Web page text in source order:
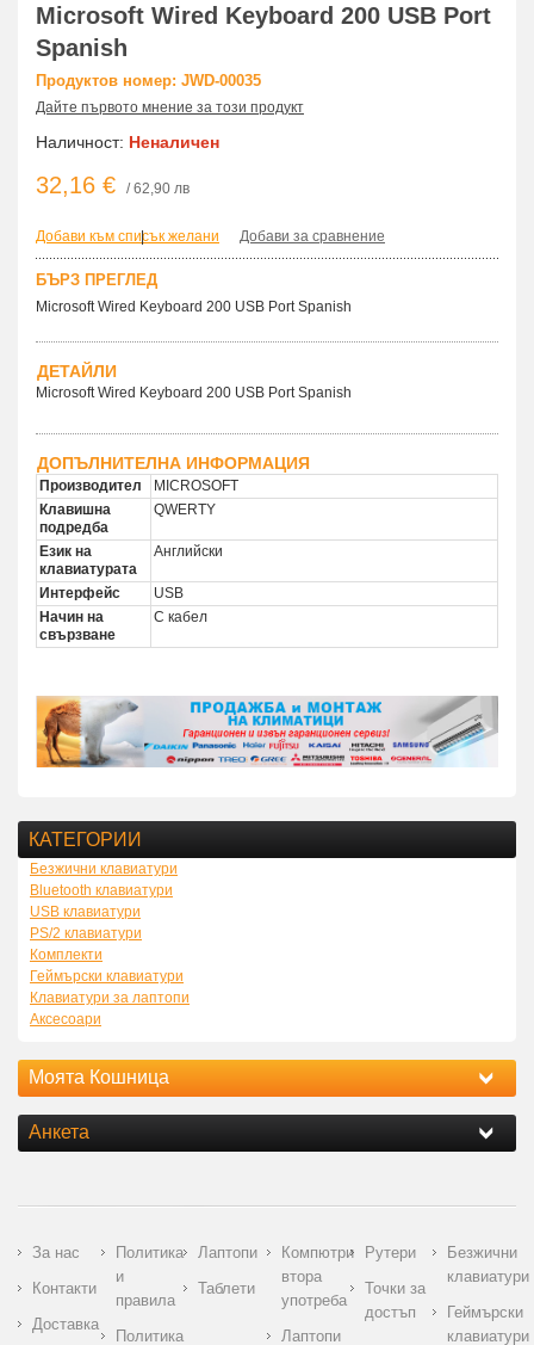
Microsoft Wired Keyboard 200 USB Port
Spanish
Продуктов номер: JWD-00035
Дайте първото мнение за този продукт
Наличност: Неналичен
32,16 € / 62,90 лв
Добави към списък желани
| Добави за сравнение
БЪРЗ ПРЕГЛЕД
Microsoft Wired Keyboard 200 USB Port Spanish
ДЕТАЙЛИ
Microsoft Wired Keyboard 200 USB Port Spanish
ДОПЪЛНИТЕЛНА ИНФОРМАЦИЯ
Производител
MICROSOFT
Клавишна
подредба
QWERTY
Език на
клавиатурата
Английски
Интерфейс
USB
Начин на
свързване
С кабел
КАТЕГОРИИ
Безжични клавиатури
Bluetooth клавиатури
USB клавиатури
PS/2 клавиатури
Комплекти
Геймърски клавиатури
Клавиатури за лаптопи
Аксесоари
Моята Кошница
Анкета
За нас
Контакти
Доставка
Политика
и
правила
Политика
Лаптопи
Таблети
Компютри
втора
употреба
Лаптопи
Рутери
Точки за
достъп
Безжични
клавиатури
Геймърски
клавиатури